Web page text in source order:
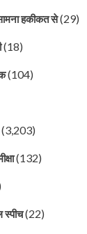
हकीकत से(29)
(18)
(104)
(132)
स्पीच(22)